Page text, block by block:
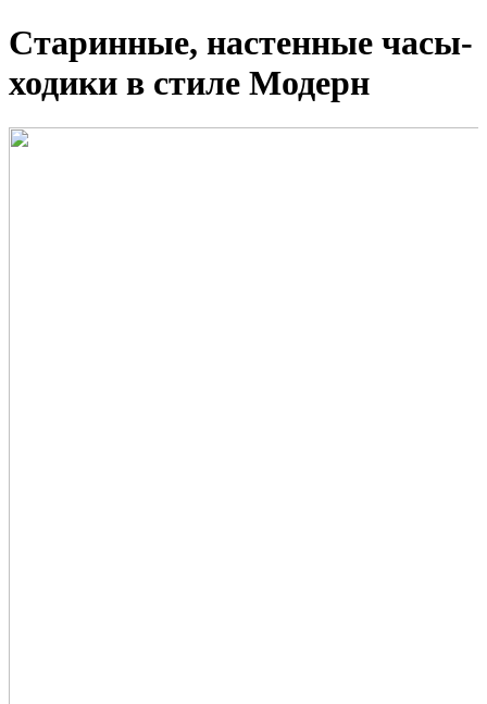
Старинные, настенные часы-
ходики в стиле Модерн